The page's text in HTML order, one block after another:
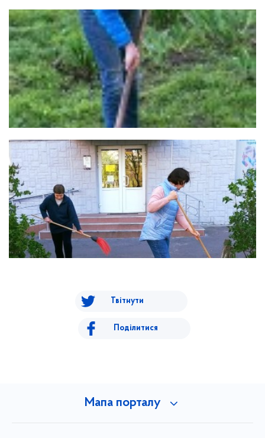
Твітнути
Поділитися
Мапа порталу